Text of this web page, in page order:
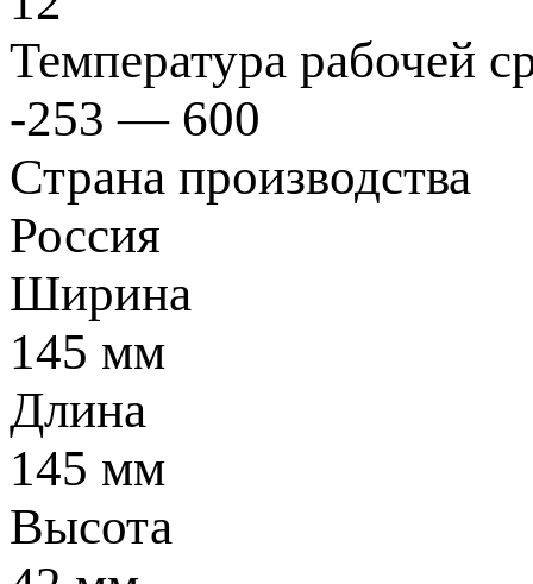
Температура рабочей
-253 — 600
Страна производства
Россия
Ширина
145 мм
Длина
145 мм
Высота